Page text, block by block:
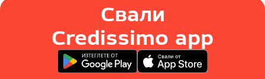
Свали
Credissimo app